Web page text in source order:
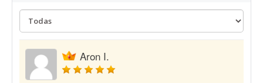
Aron I.